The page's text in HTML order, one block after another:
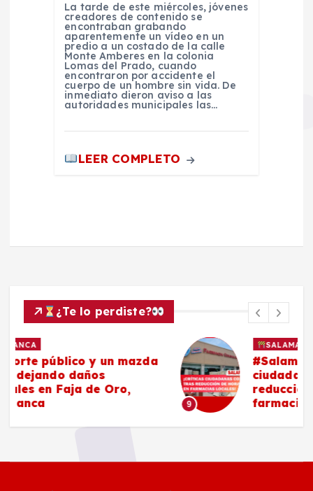
La tarde de este miércoles, jóvenes
creadores de contenido se
encontraban grabando
aparentemente un vídeo en un
predio a un costado de la calle
Monte Amberes en la colonia
Lomas del Prado, cuando
encontraron por accidente el
cuerpo de un hombre sin vida. De
inmediato dieron aviso a las
autoridades municipales las…
LEER COMPLETO
¿Te lo perdiste?
9
#Salamanca Críticas
ciudadanas continúan tras
reducción de horarios en
farmacias locales